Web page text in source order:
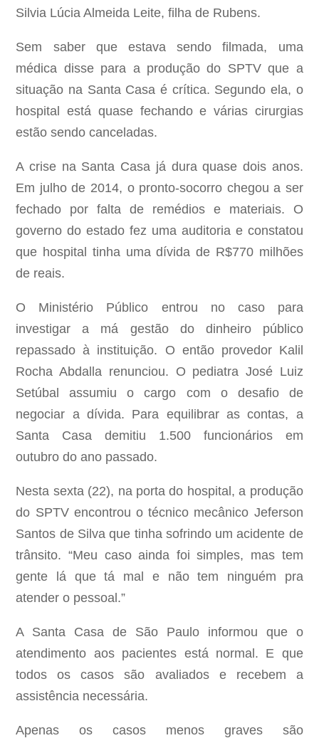
Silvia Lúcia Almeida Leite, filha de Rubens.
Sem saber que estava sendo filmada, uma
médica disse para a produção do SPTV que a
situação na Santa Casa é crítica. Segundo ela, o
hospital está quase fechando e várias cirurgias
estão sendo canceladas.
A crise na Santa Casa já dura quase dois anos.
Em julho de 2014, o pronto-socorro chegou a ser
fechado por falta de remédios e materiais. O
governo do estado fez uma auditoria e constatou
que hospital tinha uma dívida de R$770 milhões
de reais.
O Ministério Público entrou no caso para
investigar a má gestão do dinheiro público
repassado à instituição. O então provedor Kalil
Rocha Abdalla renunciou. O pediatra José Luiz
Setúbal assumiu o cargo com o desafio de
negociar a dívida. Para equilibrar as contas, a
Santa Casa demitiu 1.500 funcionários em
outubro do ano passado.
Nesta sexta (22), na porta do hospital, a produção
do SPTV encontrou o técnico mecânico Jeferson
Santos de Silva que tinha sofrindo um acidente de
trânsito. “Meu caso ainda foi simples, mas tem
gente lá que tá mal e não tem ninguém pra
atender o pessoal.”
A Santa Casa de São Paulo informou que o
atendimento aos pacientes está normal. E que
todos os casos são avaliados e recebem a
assistência necessária.
Apenas os casos menos graves são